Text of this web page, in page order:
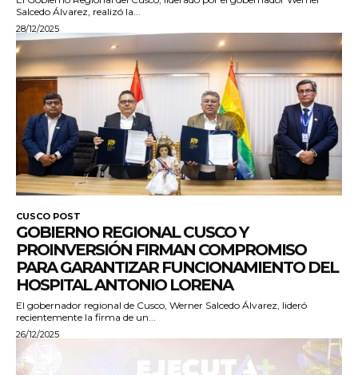
Salcedo Álvarez, realizó la...
28/12/2025
CUSCO POST
GOBIERNO REGIONAL CUSCO Y
PROINVERSIÓN FIRMAN COMPROMISO
PARA GARANTIZAR FUNCIONAMIENTO DEL
HOSPITAL ANTONIO LORENA
El gobernador regional de Cusco, Werner Salcedo Álvarez, lideró
recientemente la firma de un...
26/12/2025